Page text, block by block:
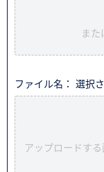
また
ファイル名： 選択
アップロードす